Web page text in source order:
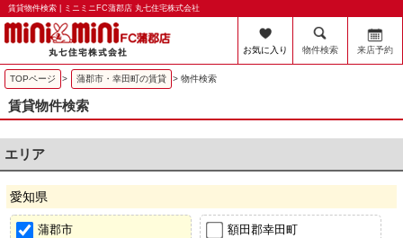
賃貸物件検索 | ミニミニFC蒲郡店 丸七住宅株式会社
お気に入り 物件検索 来店予約
TOPページ > 蒲郡市・幸田町の賃貸 > 物件検索
賃貸物件検索
エリア
愛知県
蒲郡市 額田郡幸田町